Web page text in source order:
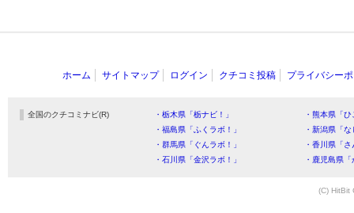
ホーム サイトマップ ログイン クチコミ投稿 プライバシー
全国のクチコミナビ(R) ・栃木県「栃ナビ！」
・熊本県「
・福島県「ふくラボ！」
・新潟県「
・群馬県「ぐんラボ！」
・香川県「
・石川県「金沢ラボ！」
・鹿児島県
(C) HitBit